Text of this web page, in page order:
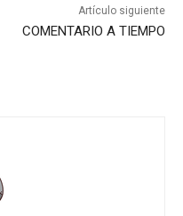
Artículo siguiente
COMENTARIO A TIEMPO